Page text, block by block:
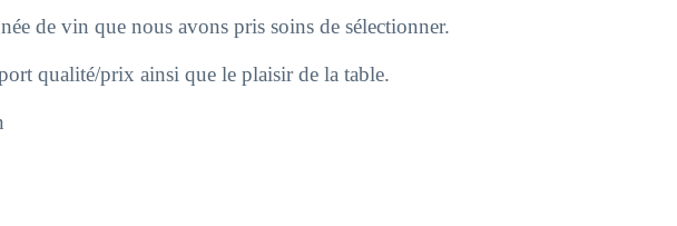
de vin que nous avons pris soins de sélectionner.
qualité/prix ainsi que le plaisir de la table.